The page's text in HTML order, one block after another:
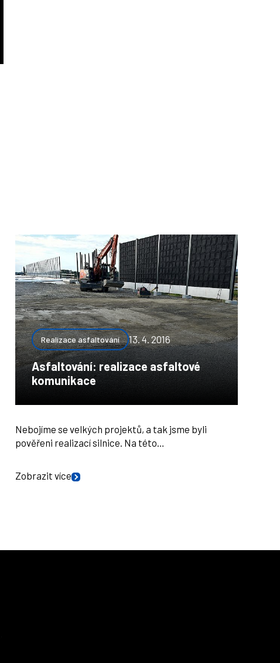
Realizace asfaltování 13. 4. 2016
Asfaltování: realizace asfaltové
komunikace
Nebojíme se velkých projektů, a tak jsme byli
pověřeni realizací silnice. Na této…
Zobrazit více